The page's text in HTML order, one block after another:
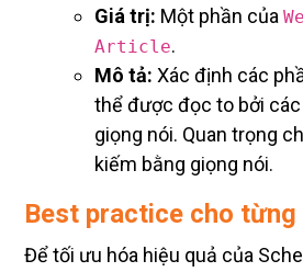
Giá trị: Một phần của
Article.
Mô tả: Xác định các
thể được đọc to bởi
giọng nói. Quan trọng
kiếm bằng giọng nói.
Best practice cho
Để tối ưu hóa hiệu quả của